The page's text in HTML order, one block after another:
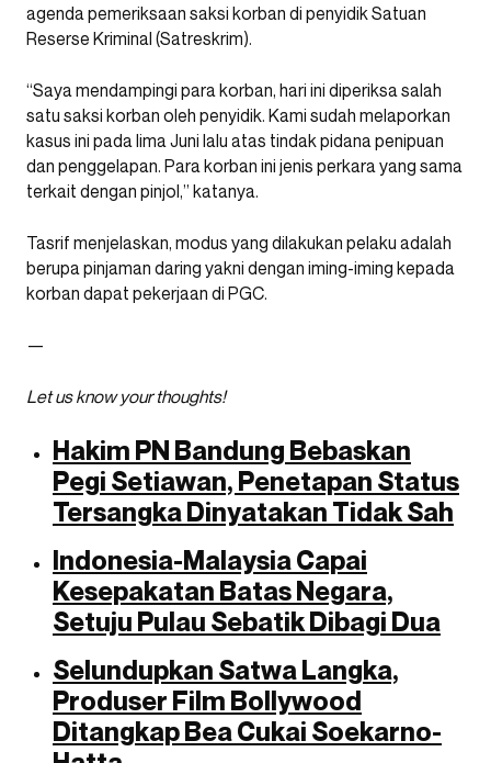
agenda pemeriksaan saksi korban di penyidik Satuan
Reserse Kriminal (Satreskrim).
“Saya mendampingi para korban, hari ini diperiksa salah
satu saksi korban oleh penyidik. Kami sudah melaporkan
kasus ini pada lima Juni lalu atas tindak pidana penipuan
dan penggelapan. Para korban ini jenis perkara yang sama
terkait dengan pinjol,” katanya.
Tasrif menjelaskan, modus yang dilakukan pelaku adalah
berupa pinjaman daring yakni dengan iming-iming kepada
korban dapat pekerjaan di PGC.
—
Let us know your thoughts!
Hakim PN Bandung Bebaskan
Pegi Setiawan, Penetapan Status
Tersangka Dinyatakan Tidak Sah
Indonesia-Malaysia Capai
Kesepakatan Batas Negara,
Setuju Pulau Sebatik Dibagi Dua
Selundupkan Satwa Langka,
Produser Film Bollywood
Ditangkap Bea Cukai Soekarno-